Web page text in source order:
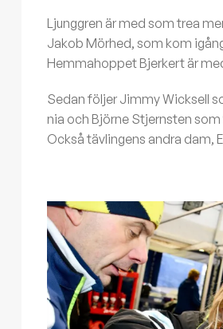
Ljunggren är med som trea
Jakob Mörhed, som kom
Hemmahoppet Bjerkert är
Sedan följer Jimmy Wicksell
nia och Björne Stjernsten
Också tävlingens andra dam,